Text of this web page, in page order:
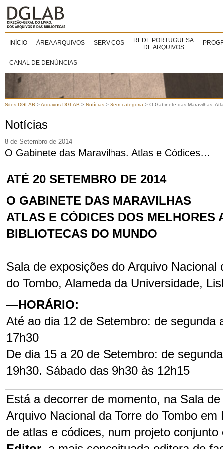
INÍCIO ÁREA ARQUIVOS SERVIÇOS
REDE PORTUGUESA
DE ARQUIVOS
CANAL DE DENÚNCIAS
Sites DGLAB >Arquivos DGLAB > Notícias > Sem categoria > O Gabinete das Maravilhas.
Notícias
8 de Setembro de 2014
O Gabinete das Maravilhas. Atlas e Códices…
ATÉ 20 SETEMBRO DE 2014
O GABINETE DAS MARAVILHAS
ATLAS E CÓDICES DOS MELHORES
BIBLIOTECAS DO MUNDO
Sala de exposições do Arquivo Nacional
do Tombo, Alameda da Universidade,
—HORÁRIO:
Até ao dia 12 de Setembro: de segunda
17h30
De dia 15 a 20 de Setembro: de
19h30. Sábado das 9h30 às 12h15
Está a decorrer de momento, na Sala
Arquivo Nacional da Torre do Tombo
de atlas e códices, num projeto